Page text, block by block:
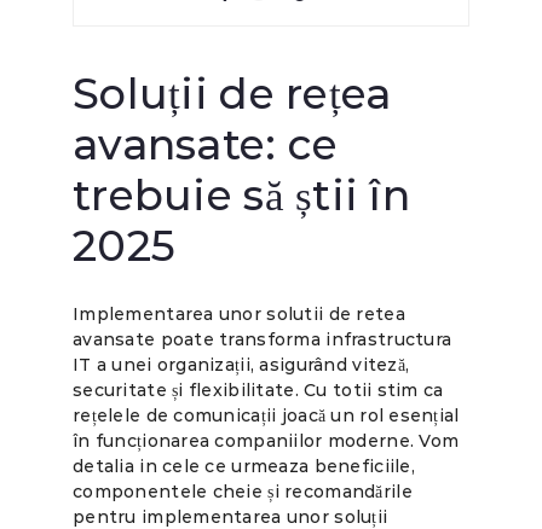
Soluții de rețea
avansate: ce
trebuie să știi în
2025
Implementarea unor solutii de retea
avansate poate transforma infrastructura
IT a unei organizații, asigurând viteză,
securitate și flexibilitate. Cu totii stim ca
rețelele de comunicații joacă un rol esențial
în funcționarea companiilor moderne. Vom
detalia in cele ce urmeaza beneficiile,
componentele cheie și recomandările
pentru implementarea unor soluții